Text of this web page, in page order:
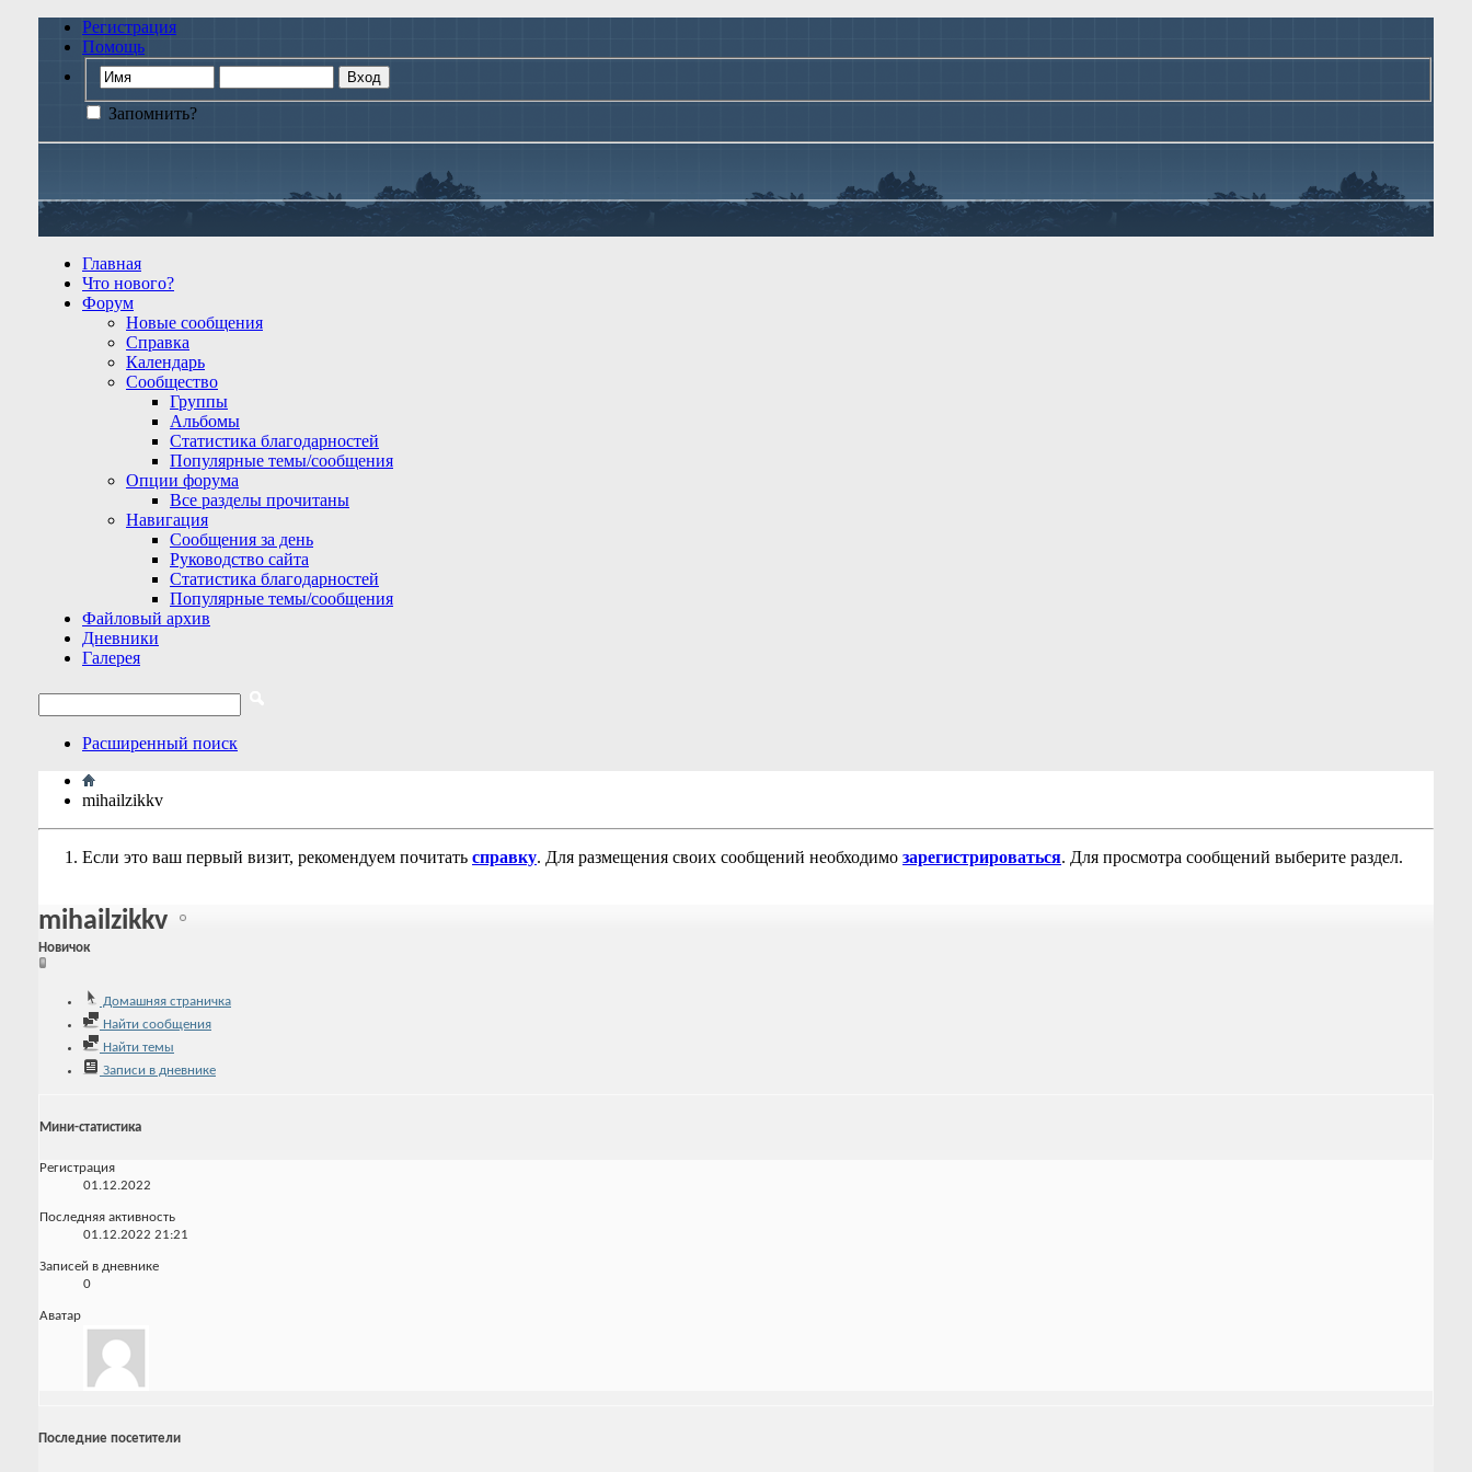
Регистрация
Помощь
Запомнить?
Главная
Что нового?
Форум
Новые сообщения
Справка
Календарь
Сообщество
Группы
Альбомы
Статистика благодарностей
Популярные темы/сообщения
Опции форума
Все разделы прочитаны
Навигация
Сообщения за день
Руководство сайта
Статистика благодарностей
Популярные темы/сообщения
Файловый архив
Дневники
Галерея
Расширенный поиск
mihailzikkv
Если это ваш первый визит, рекомендуем почитать справку. Для размещения своих сообщений необходимо зарегистрироваться. Для просмотра сообщений выберите раздел.
mihailzikkv
Новичок
Домашняя страничка
Найти сообщения
Найти темы
Записи в дневнике
Мини-статистика
Регистрация
01.12.2022
Последняя активность
01.12.2022 21:21
Записей в дневнике
0
Аватар
Последние посетители